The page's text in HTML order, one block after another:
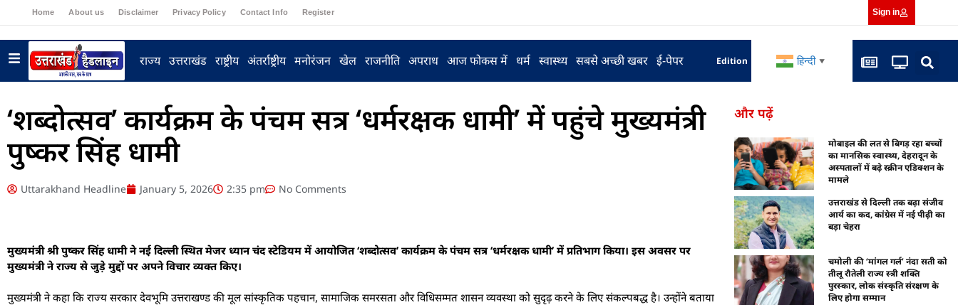
Home About us Disclaimer Privacy Policy Contact Info Register Sign in
राज्य उत्तराखंड राष्ट्रीय अंतर्राष्ट्रीय मनोरंजन खेल राजनीति अपराध आज फोकस में धर्म स्वास्थ्य सबसे अच्छी खबर ई-पेपर Edition हिन्दी ▼
‘शब्दोत्सव’ कार्यक्रम के पंचम सत्र ‘धर्मरक्षक धामी’ में पहुंचे मुख्यमंत्री
पुष्कर सिंह धामी
Uttarakhand Headline January 5, 2026 2:35 pm No Comments
मुख्यमंत्री श्री पुष्कर सिंह धामी ने नई दिल्ली स्थित मेजर ध्यान चंद स्टेडियम में आयोजित ‘शब्दोत्सव’ कार्यक्रम के पंचम सत्र ‘धर्मरक्षक धामी’ में प्रतिभाग किया। इस अवसर पर
मुख्यमंत्री ने राज्य से जुड़े मुद्दों पर अपने विचार व्यक्त किए।
मुख्यमंत्री ने कहा कि राज्य सरकार देवभूमि उत्तराखण्ड की मूल सांस्कृतिक पहचान, सामाजिक समरसता और विधिसम्मत शासन व्यवस्था को सुदृढ़ करने के लिए संकल्पबद्ध है। उन्होंने बताया
और पढ़ें
मोबाइल की लत से बिगड़ रहा बच्चों
का मानसिक स्वास्थ्य, देहरादून के
अस्पतालों में बढ़े स्क्रीन एडिक्शन के
मामले
उत्तराखंड से दिल्ली तक बढ़ा संजीव
आर्य का कद, कांग्रेस में नई पीढ़ी का
बड़ा चेहरा
चमोली की ‘मांगल गर्ल’ नंदा सती को
तीलू रौतेली राज्य स्त्री शक्ति
पुरस्कार, लोक संस्कृति संरक्षण के
लिए होगा सम्मान